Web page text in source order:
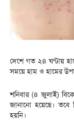
দেশে গত ২৪ ঘণ্টায়
সময়ে হাম ও হামের
শনিবার (৪ জুলাই)
জানানো হয়েছে। তবে
হয়নি।